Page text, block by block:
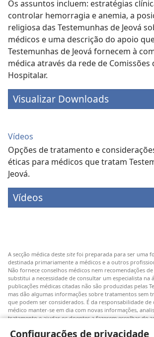
Configurações de privacidade
Os assuntos incluem: estratégias
controlar hemorragia e anemia, a
religiosa das Testemunhas de Jeová
médicos e uma descrição do apoio
Testemunhas de Jeová fornecem à
médica através da rede de Comissões
Hospitalar.
Visualizar Downloads
Vídeos
Opções de tratamento e
éticas para médicos que tratam
Jeová.
Vídeos
A secção médica deste site foi preparada para ser uma
destinada primariamente a médicos e a outros
Não fornece conselhos médicos nem recomendações
substitui a necessidade de consultar um especialista na
publicações médicas citadas não são produzidas pelas
mas dão algumas informações sobre tratamentos sem
que podem ser considerados. É da responsabilidade de
médico manter-se em dia com novas informações,
tratamento e ajudar os doentes a fazerem escolhas de
serão aplicáveis ou aceitáveis para todos os doentes.